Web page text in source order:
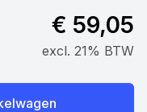
€ 59,05
excl. 21% BTW